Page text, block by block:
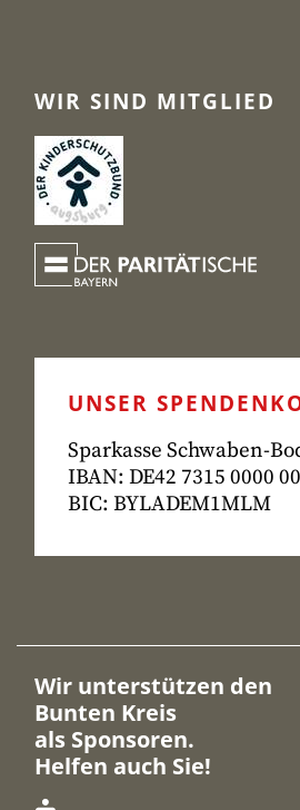
WIR SIND MITGLIED
UNSER
Sparkasse Schwaben-
IBAN: DE42 7315 0000
BIC: BYLADEM1MLM
Wir unterstützen den
Bunten Kreis
als Sponsoren.
Helfen auch Sie!